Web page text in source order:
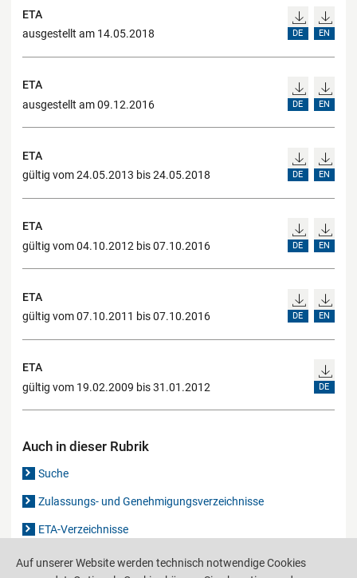
ETA
ausgestellt am 14.05.2018
DE EN
ETA
ausgestellt am 09.12.2016
DE EN
ETA
gültig vom 24.05.2013 bis 24.05.2018
DE EN
ETA
gültig vom 04.10.2012 bis 07.10.2016
DE EN
ETA
gültig vom 07.10.2011 bis 07.10.2016
DE EN
ETA
gültig vom 19.02.2009 bis 31.01.2012
DE
Auch in dieser Rubrik
Suche
Zulassungs- und Genehmigungsverzeichnisse
ETA-Verzeichnisse
Gutachten-Verzeichnis
Auf unserer Website werden technisch notwendige Cookies